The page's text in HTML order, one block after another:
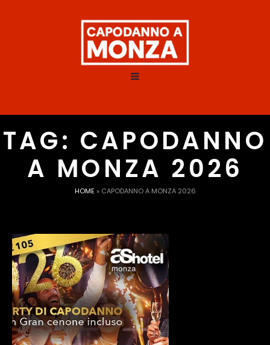
TAG: CAPODANNO
A MONZA 2026
HOME » CAPODANNO A MONZA 2026